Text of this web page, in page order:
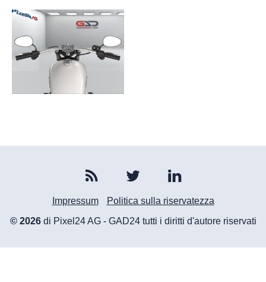
© 2026di Pixel24 AG - GAD24 tutti i diritti d'autore riservati
Impressum Politica sulla riservatezza